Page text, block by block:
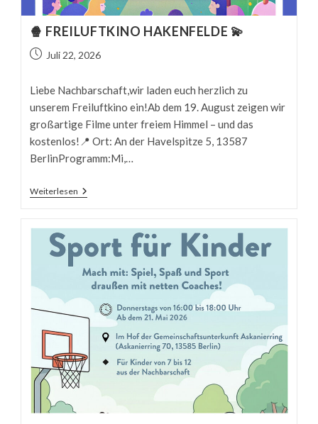
🍿 FREILUFTKINO HAKENFELDE 💫
BeitragJuli 22, 2026
Liebe Nachbarschaft,wir laden euch herzlich zu
unserem Freiluftkino ein!Ab dem 19. August zeigen wir
großartige Filme unter freiem Himmel – und das
kostenlos!📍 Ort: An der Havelspitze 5, 13587
BerlinProgramm:Mi,…
Weiterlesen 🍿